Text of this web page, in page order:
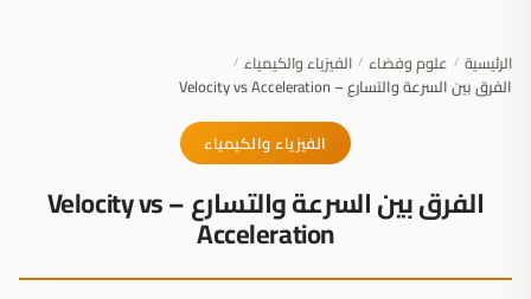
الرئيسية / علوم وفضاء / الفيزياء والكيمياء /
الفرق بين السرعة والتسارع – Velocity vs Acceleration
الفيزياء والكيمياء
الفرق بين السرعة والتسارع – Velocity vs
Acceleration